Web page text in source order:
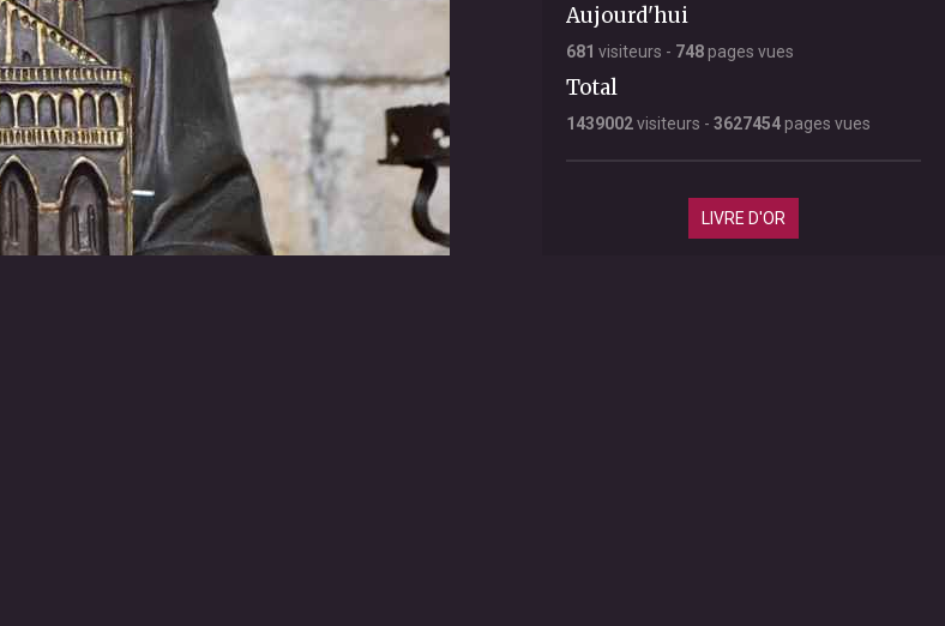
Aujourd'hui
681 visiteurs - 748pages vues
Total
1439002visiteurs - 3627454pages vues
LIVRE D'OR